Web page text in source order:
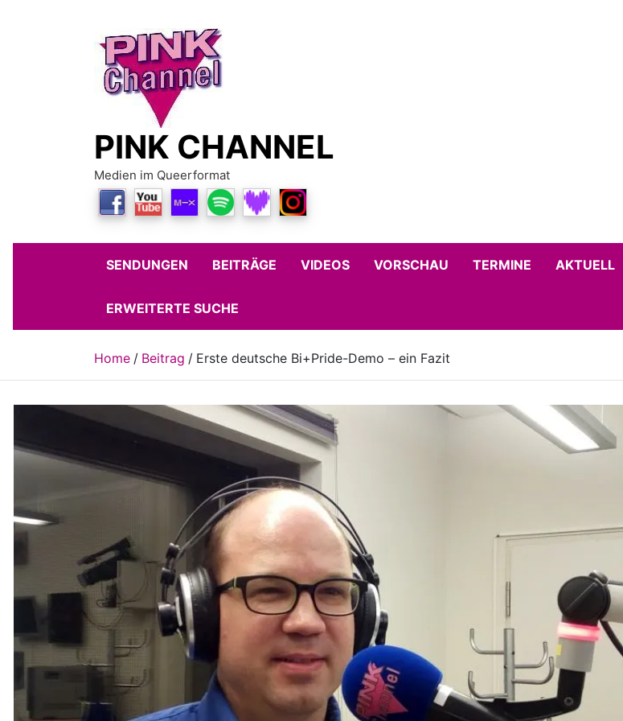
PINK CHANNEL
Medien im Queerformat
SENDUNGEN BEITRÄGE VIDEOS VORSCHAU TERMINE AKTUELL
ERWEITERTE SUCHE
Home Beitrag Erste deutsche Bi+Pride-Demo – ein Fazit